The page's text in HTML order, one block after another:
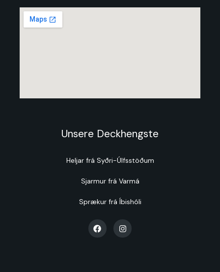
Unsere Deckhengste
Heljar frá Syðri-Úlfsstöðum
Sjarmur frá Varmá
Sprækur frá Íbishóli